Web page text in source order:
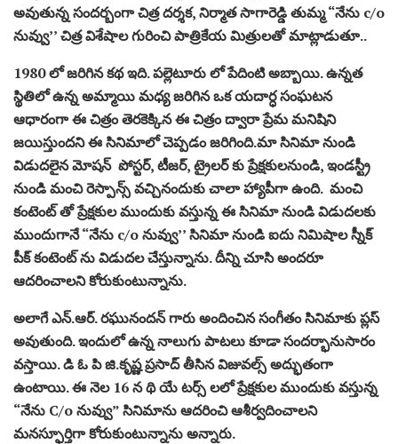
అవుతున్న సందర్బంగా చిత్ర దర్శక, నిర్మాత సాగారెడ్డి తుమ్మ “నేను c/o
నువ్వు’’ చిత్ర విశేషాల గురించి పాత్రికేయ మిత్రులతో మాట్లాడుతూ..
1980 లో జరిగిన కథ ఇది. పల్లెటూరు లో పేదింటి అబ్బాయి. ఉన్నత
స్థితిలో ఉన్న అమ్మాయి మధ్య జరిగిన ఒక యదార్ధ సంఘటన
ఆధారంగా ఈ చిత్రం తెరకెక్కిన ఈ చిత్రం ద్వారా ప్రేమ మనిషిని
జయిస్తుందని ఈ సినిమాలో చెప్పడం జరిగింది.మా సినిమా నుండి
విడుదలైన మోషన్ పోస్టర్‌, టీజర్, ట్రైలర్ కు ప్రేక్షకులనుండి, ఇండస్ట్రీ
నుండి మంచి రెస్పాన్స్ వచ్చినందుకు చాలా హ్యాపీగా ఉంది. మంచి
కంటెంట్ తో ప్రేక్షకుల ముందుకు వస్తున్న ఈ సినిమా నుండి విడుదలకు
ముందుగానే “నేను c/o నువ్వు’’ సినిమా నుండి ఐదు నిమిషాల స్నీక్
పీక్ కంటెంట్ ను విడుదల చేస్తున్నాను. దీన్ని చూసి అందరూ
ఆదరించాలని కోరుకుంటున్నాను.
అలాగే ఎన్.ఆర్. రఘునందన్ గారు అందించిన సంగీతం సినిమాకు ప్లస్
అవుతుంది. ఇందులో ఉన్న నాలుగు పాటలు కూడా సందర్భానుసారం
వస్తాయి. డి ఓ పి జి.కృష్ణ ప్రసాద్ తీసిన విజువల్స్ అద్భుతంగా
ఉంటాయి. ఈ నెల 16 న థి యే టర్స్ లలో ప్రేక్షకుల ముందుకు వస్తున్న
“నేను C/o నువ్వు” సినిమాను ఆదరించి ఆశీర్వదించాలని
మనస్ఫూర్తిగా కోరుకుంటున్నాను అన్నారు.